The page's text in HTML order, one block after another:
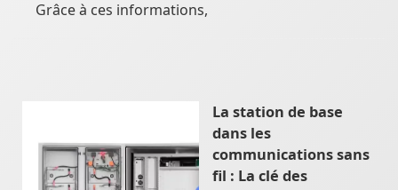
Grâce à ces informations,
La station de base
dans les
communications sans
fil : La clé des